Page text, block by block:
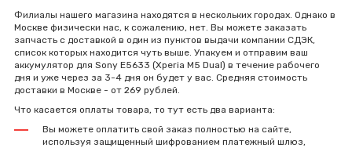
Филиалы нашего магазина находятся в нескольких городах. Однако в
Москве физически нас, к сожалению, нет. Вы можете заказать
запчасть с доставкой в один из пунктов выдачи компании СДЭК,
список которых находится чуть выше. Упакуем и отправим ваш
аккумулятор для Sony E5633 (Xperia M5 Dual) в течение рабочего
дня и уже через за 3-4 дня он будет у вас. Средняя стоимость
доставки в Москве - от 269 рублей.
Что касается оплаты товара, то тут есть два варианта:
Вы можете оплатить свой заказ полностью на сайте,
используя защищенный шифрованием платежный шлюз,